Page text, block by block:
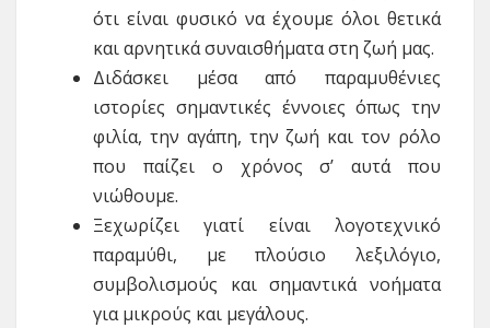
ότι είναι φυσικό να έχουμε όλοι θετικά
και αρνητικά συναισθήματα στη ζωή μας.
Διδάσκει μέσα από παραμυθένιες
ιστορίες σημαντικές έννοιες όπως την
φιλία, την αγάπη, την ζωή και τον ρόλο
που παίζει ο χρόνος σ’ αυτά που
νιώθουμε.
Ξεχωρίζει γιατί είναι λογοτεχνικό
παραμύθι, με πλούσιο λεξιλόγιο,
συμβολισμούς και σημαντικά νοήματα
για μικρούς και μεγάλους.